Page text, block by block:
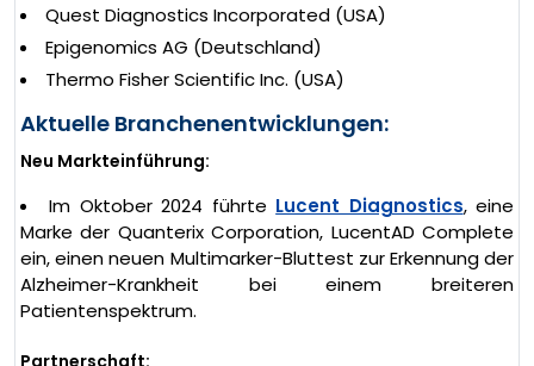
Quest Diagnostics Incorporated (USA)
Epigenomics AG (Deutschland)
Thermo Fisher Scientific Inc. (USA)
Aktuelle Branchenentwicklungen:
Neu Markteinführung:
Im Oktober 2024 führte Lucent Diagnostics, eine
Marke der Quanterix Corporation, LucentAD Complete
ein, einen neuen Multimarker-Bluttest zur Erkennung der
Alzheimer-Krankheit bei einem breiteren
Patientenspektrum.
Partnerschaft: